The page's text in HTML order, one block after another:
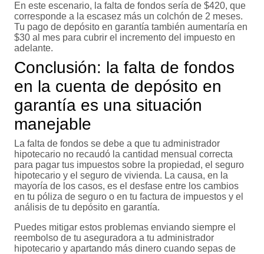
En este escenario, la falta de fondos sería de $420, que
corresponde a la escasez más un colchón de 2 meses.
Tu pago de depósito en garantía también aumentaría en
$30 al mes para cubrir el incremento del impuesto en
adelante.
Conclusión: la falta de fondos
en la cuenta de depósito en
garantía es una situación
manejable
La falta de fondos se debe a que tu administrador
hipotecario no recaudó la cantidad mensual correcta
para pagar tus impuestos sobre la propiedad, el seguro
hipotecario y el seguro de vivienda. La causa, en la
mayoría de los casos, es el desfase entre los cambios
en tu póliza de seguro o en tu factura de impuestos y el
análisis de tu depósito en garantía.
Puedes mitigar estos problemas enviando siempre el
reembolso de tu aseguradora a tu administrador
hipotecario y apartando más dinero cuando sepas de